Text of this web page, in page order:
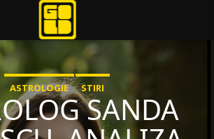
ASTROLOGIE STIRI
SANDA